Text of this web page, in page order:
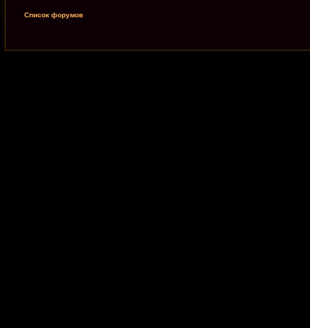
Список форумов